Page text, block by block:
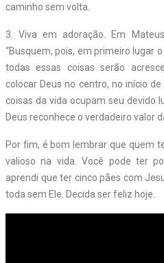
caminho sem volta.
3. Viva em adoração. Em
“Busquem, pois, em primeiro lugar
todas essas coisas serão
colocar Deus no centro, no início
coisas da vida ocupam seu devido
Deus reconhece o verdadeiro valor
Por fim, é bom lembrar que quem
valioso na vida. Você pode ter
aprendi que ter cinco pães com
toda sem Ele. Decida ser feliz hoje.